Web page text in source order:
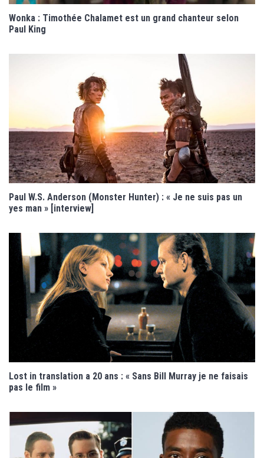
Wonka : Timothée Chalamet est un grand chanteur selon
Paul King
Paul W.S. Anderson (Monster Hunter) : « Je ne suis pas un
yes man » [interview]
Lost in translation a 20 ans : « Sans Bill Murray je ne faisais
pas le film »